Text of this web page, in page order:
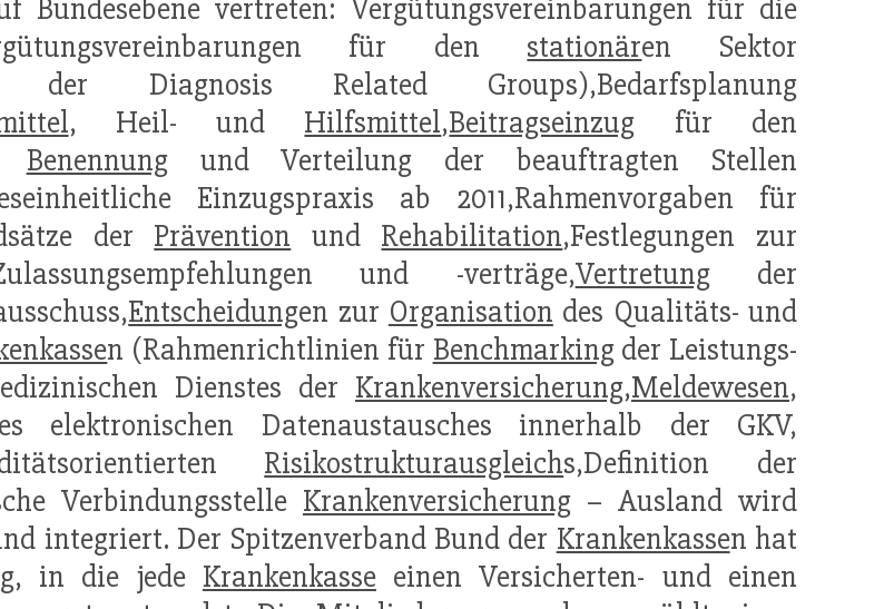
vertreten: Vergütungsvereinbarungen für die
für den stationären Sektor
der Diagnosis Related Groups),Bedarfsplanung
, Heil- und Hilfsmittel,Beitragseinzug für den
Benennungund Verteilung der beauftragten Stellen
Einzugspraxis ab 2011,Rahmenvorgaben für
der Prävention und Rehabilitation,Festlegungen zur
Zulassungsempfehlungen und -verträge,Vertretungder
Entscheidungen zur Organisation des Qualitäts- und
n (Rahmenrichtlinien für Benchmarkingder Leistungs-
Dienstes der Krankenversicherung,Meldewesen,
elektronischen Datenaustausches innerhalb der GKV,
Risikostrukturausgleichs,Definition der
Verbindungsstelle Krankenversicherung – Ausland wird
integriert. Der Spitzenverband Bund der Krankenkassen hat
in die jede Krankenkasseeinen Versicherten- und einen